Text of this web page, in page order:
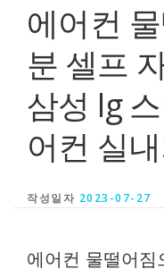
에어컨
분 셀프
삼성 lg
어컨 실
작성일자 2023-07-27
에어컨 물떨어짐